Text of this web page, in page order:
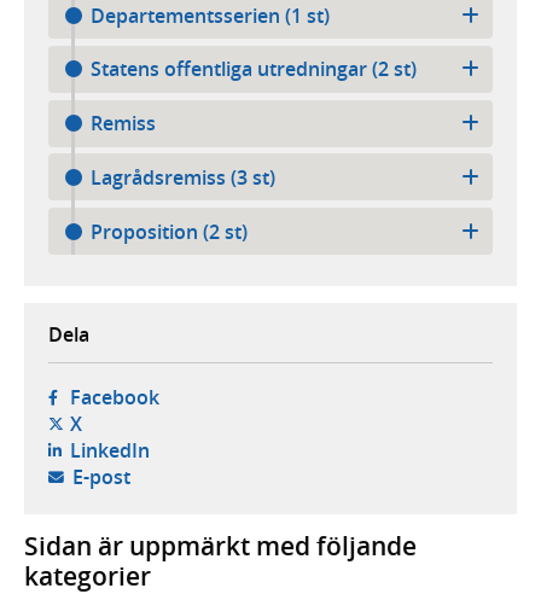
Departementsserien (1 st)
Statens offentliga utredningar (2 st)
Remiss
Lagrådsremiss (3 st)
Proposition (2 st)
Dela
Facebook- öppnas i ny flik, extern webbplats,
X- öppnas i ny flik, extern webbplats,
LinkedIn- öppnas i ny flik, extern webbplats,
E-post- öppnar din e-postklient,
Sidan är uppmärkt med följande
kategorier